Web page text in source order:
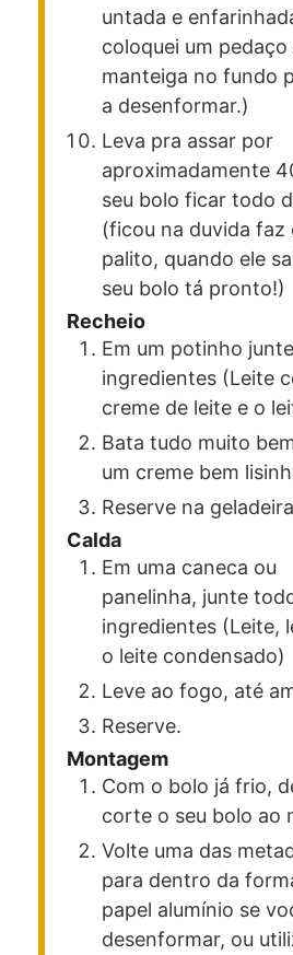
untada e
coloquei um pedaço
manteiga no fundo
a desenformar.)
Leva pra assar por
aproximadamente
seu bolo ficar todo
(ficou na duvida faz
palito, quando ele
seu bolo tá pronto!)
Recheio
Em um potinho
ingredientes (Leite
creme de leite e o
Bata tudo muito
um creme bem
Reserve na
Calda
Em uma caneca ou
panelinha, junte
ingredientes (Leite,
o leite condensado)
Leve ao fogo, até
Reserve.
Montagem
Com o bolo já frio,
corte o seu bolo ao
Volte uma das
para dentro da
papel alumínio se
desenformar, ou